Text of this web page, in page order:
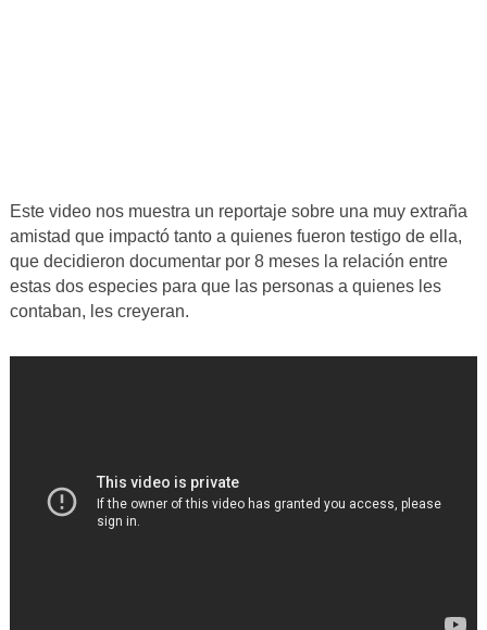
Este video nos muestra un reportaje sobre una muy extraña
amistad que impactó tanto a quienes fueron testigo de ella,
que decidieron documentar por 8 meses la relación entre
estas dos especies para que las personas a quienes les
contaban, les creyeran.